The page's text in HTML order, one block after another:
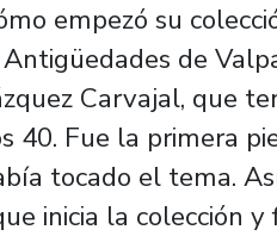
empezó su
de
Carvajal, que
40. Fue la primera
tocado el tema.
inicia la colección y